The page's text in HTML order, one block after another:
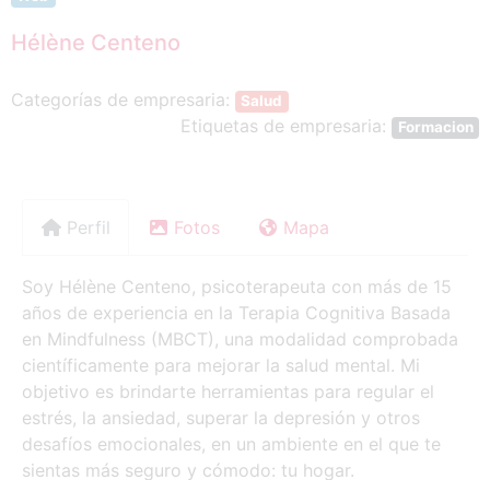
Hélène Centeno
Categorías de empresaria: Salud
Etiquetas de empresaria: Formacion
Perfil Fotos Mapa
Soy Hélène Centeno, psicoterapeuta con más de 15
años de experiencia en la Terapia Cognitiva Basada
en Mindfulness (MBCT), una modalidad comprobada
científicamente para mejorar la salud mental. Mi
objetivo es brindarte herramientas para regular el
estrés, la ansiedad, superar la depresión y otros
desafíos emocionales, en un ambiente en el que te
sientas más seguro y cómodo: tu hogar.